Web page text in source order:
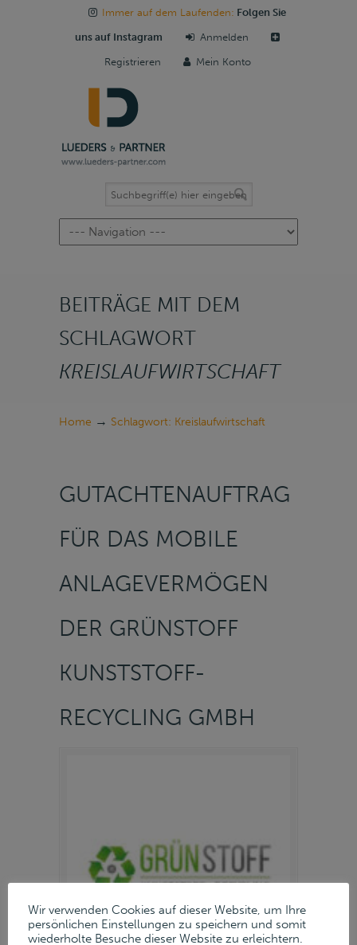
Immer auf dem Laufenden: Folgen Sie
uns auf Instagram Anmelden
Registrieren Mein Konto
Navigation
BEITRÄGE MIT DEM
SCHLAGWORT
KREISLAUFWIRTSCHAFT
Home → Schlagwort: Kreislaufwirtschaft
GUTACHTENAUFTRAG
FÜR DAS MOBILE
ANLAGEVERMÖGEN
DER GRÜNSTOFF
KUNSTSTOFF-
RECYCLING GMBH
Wir verwenden Cookies auf dieser Website, um Ihre
persönlichen Einstellungen zu speichern und somit
wiederholte Besuche dieser Website zu erleichtern.